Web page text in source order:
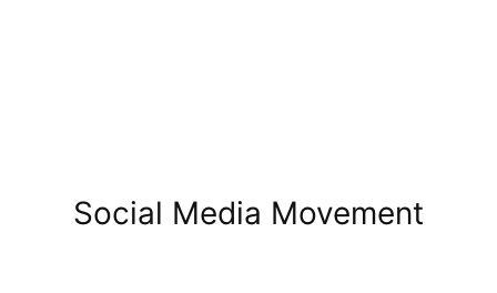
Social Media Movement